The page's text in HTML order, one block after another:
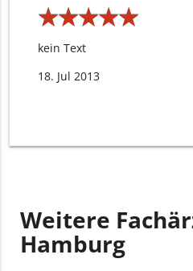
★★★★★
★★★★★
kein Text
18. Jul 2013
Weitere
Hamburg